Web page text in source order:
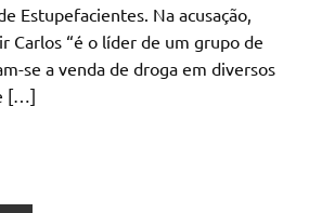
Estupefacientes. Na acusação,
Carlos “é o líder de um grupo de
se a venda de droga em diversos
[…]